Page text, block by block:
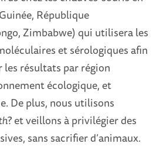
République
Zimbabwe) qui utilisera les
et sérologiques afin
résultats par région
écologique, et
De plus, nous utilisons
?et veillons à privilégier des
sans sacrifier d’animaux.